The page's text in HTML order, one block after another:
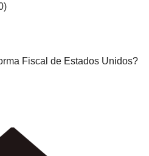
Fiscal de Estados Unidos?